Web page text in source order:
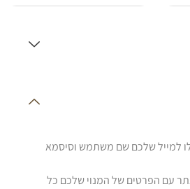
למייל שלכם שם משתמש וסיסמא
עם הפרטים של המנוי שלכם כל